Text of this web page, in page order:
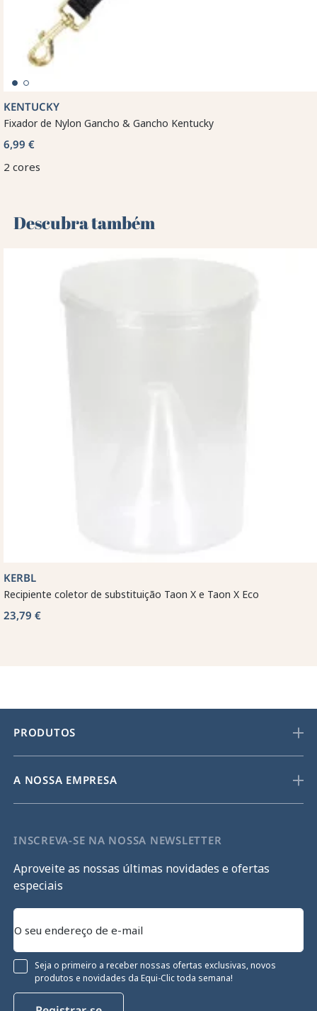
KENTUCKY
Fixador de Nylon Gancho & Gancho Kentucky
6,99 €
2 cores
Descubra também 🌻
KERBL
Recipiente coletor de substituição Taon X e Taon X Eco
23,79 €
PRODUTOS
A NOSSA EMPRESA
INSCREVA-SE NA NOSSA NEWSLETTER
Aproveite as nossas últimas novidades e ofertas
especiais
Seja o primeiro a receber nossas ofertas exclusivas, novos
produtos e novidades da Equi-Clic toda semana!